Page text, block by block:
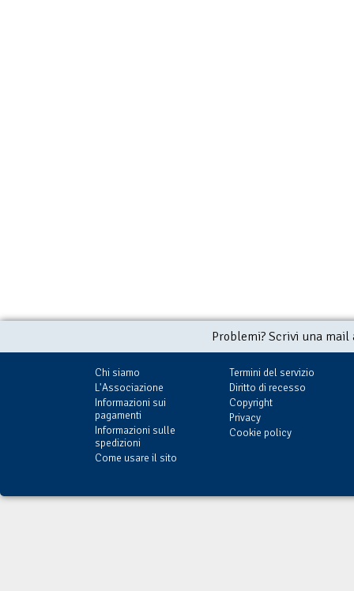
Problemi? Scrivi una
Chi siamo
L'Associazione
Informazioni sui
pagamenti
Informazioni sulle
spedizioni
Come usare il sito
Termini del servizio
Diritto di recesso
Copyright
Privacy
Cookie policy